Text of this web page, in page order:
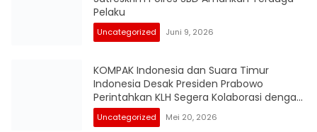
Pelaku
Uncategorized Juni 9, 2026
KOMPAK Indonesia dan Suara Timur
Indonesia Desak Presiden Prabowo
Perintahkan KLH Segera Kolaborasi dengan
KPK RI Audit Investigasi Proyek Mangrove
Gambut BPEGM di Papua
Uncategorized Mei 20, 2026